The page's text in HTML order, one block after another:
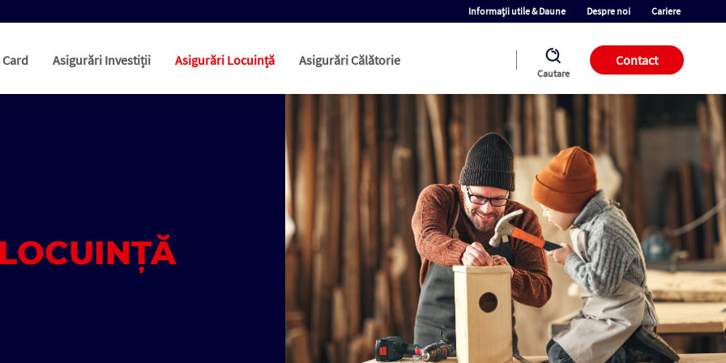
Informații utile & Daune Despre noi Cariere
Asigurări Investiții Asigurări Locuință Asigurări Călătorie
Cautare
Contact